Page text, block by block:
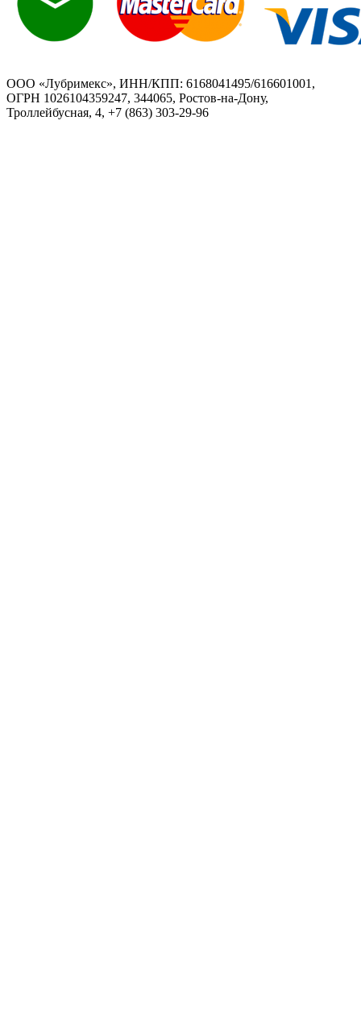
ООО «Лубримекс», ИНН/КПП: 6168041495/616601001,
ОГРН 1026104359247, 344065, Ростов-на-Дону,
Троллейбусная, 4, +7 (863) 303-29-96